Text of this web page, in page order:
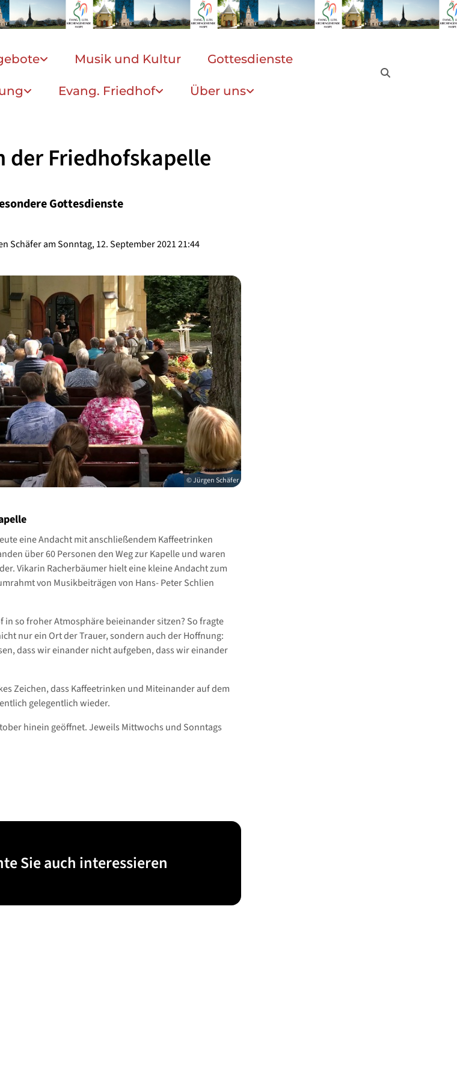
Musik und Kultur Gottesdienste
Evang. Friedhof Über uns
der Friedhofskapelle
Gottesdienste
Schäfer am Sonntag, 12. September 2021 21:44
© Jürgen Schäfer
eine Andacht mit anschließendem Kaffeetrinken
über 60 Personen den Weg zur Kapelle und waren
Vikarin Racherbäumer hielt eine kleine Andacht zum
von Musikbeiträgen von Hans- Peter Schlien
in so froher Atmosphäre beieinander sitzen? So fragte
nur ein Ort der Trauer, sondern auch der Hoffnung:
dass wir einander nicht aufgeben, dass wir einander
Zeichen, dass Kaffeetrinken und Miteinander auf dem
gelegentlich wieder.
hinein geöffnet. Jeweils Mittwochs und Sonntags
Sie auch interessieren